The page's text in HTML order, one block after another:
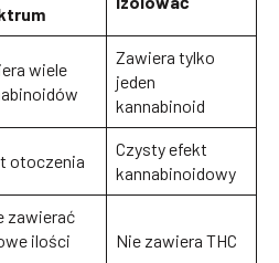
wiele
Zawiera tylko
jeden
kannabinoid
otoczenia
Czysty efekt
kannabinoidowy
zawierać
ilości
Nie zawiera THC